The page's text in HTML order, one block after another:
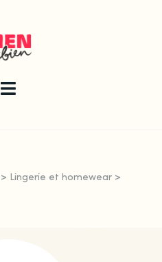
Toggle
> Lingerie et homewear>